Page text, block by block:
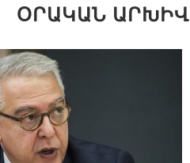
ՕՐԱԿԱՆ ԱՐԽԻՎ